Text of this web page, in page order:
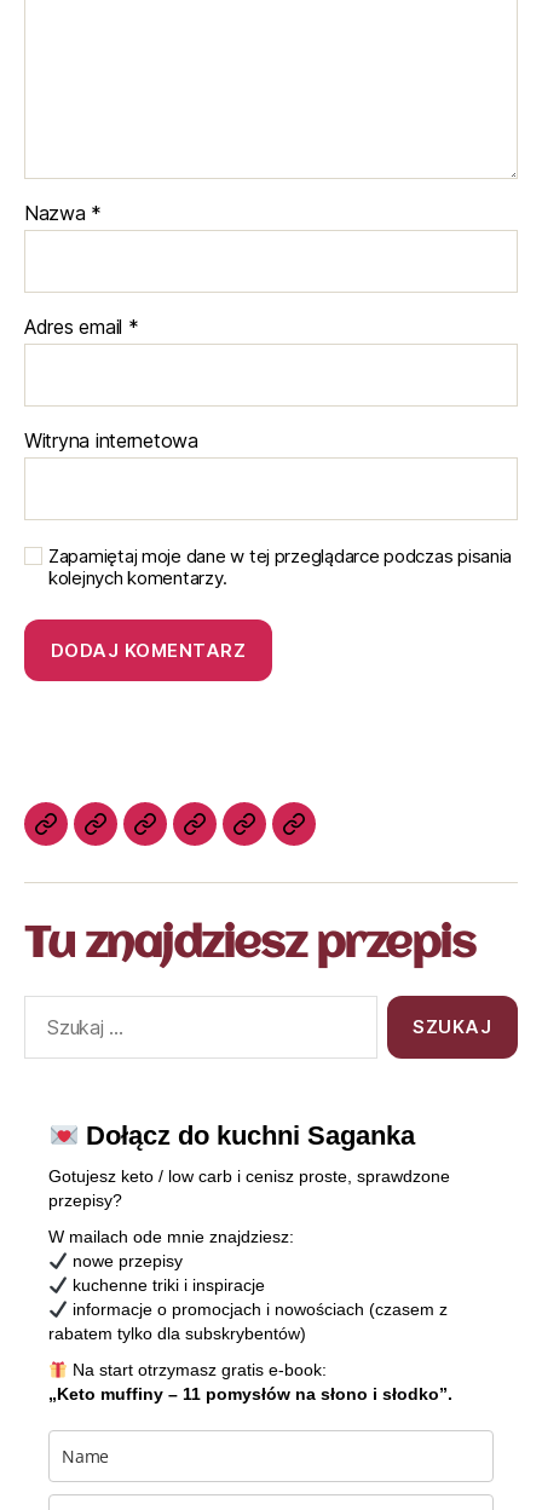
Nazwa *
Adres email *
Witryna internetowa
Zapamiętaj moje dane w tej przeglądarce podczas pisania
kolejnych komentarzy.
Tu znajdziesz przepis
Dołącz do kuchni Saganka
Gotujesz keto / low carb i cenisz proste, sprawdzone
przepisy?
W mailach ode mnie znajdziesz:
nowe przepisy
kuchenne triki i inspiracje
informacje o promocjach i nowościach (czasem z
rabatem tylko dla subskrybentów)
Na start otrzymasz gratis e-book:
„Keto muffiny – 11 pomysłów na słono i słodko”.